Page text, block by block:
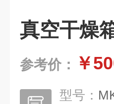
真空干燥
参考价： ￥
型号：